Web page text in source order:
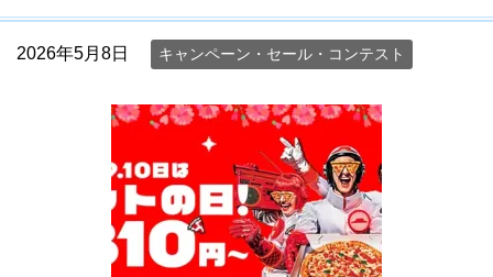
2026年5月8日 キャンペーン・セール・コンテスト